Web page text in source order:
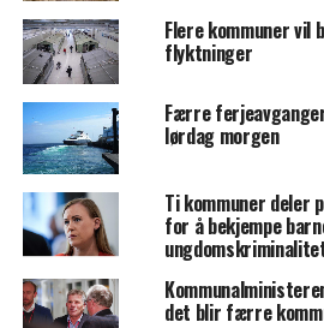
Flere kommuner
flyktninger
Færre
lørdag morgen
Ti kommuner deler
for å bekjempe
det blir færre